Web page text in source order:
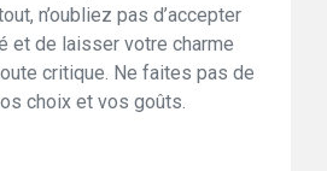
n’oubliez pas d’accepter
et de laisser votre charme
critique. Ne faites pas de
choix et vos goûts.